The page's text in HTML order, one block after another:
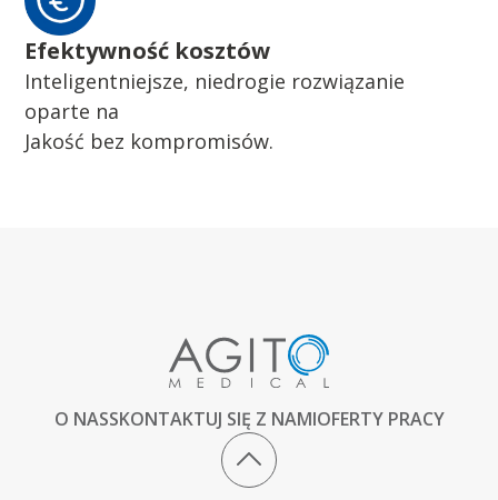
Efektywność kosztów
Inteligentniejsze, niedrogie rozwiązanie
oparte na
Jakość bez kompromisów.
O NASSKONTAKTUJ SIĘ Z NAMIOFERTY PRACY